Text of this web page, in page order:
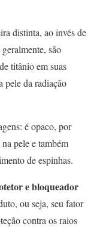
distinta, ao invés de
são
titânio em suas
pele da radiação
é opaco, por
pele e também
de espinhas.
e bloqueador
ou seja, seu fator
contra os raios